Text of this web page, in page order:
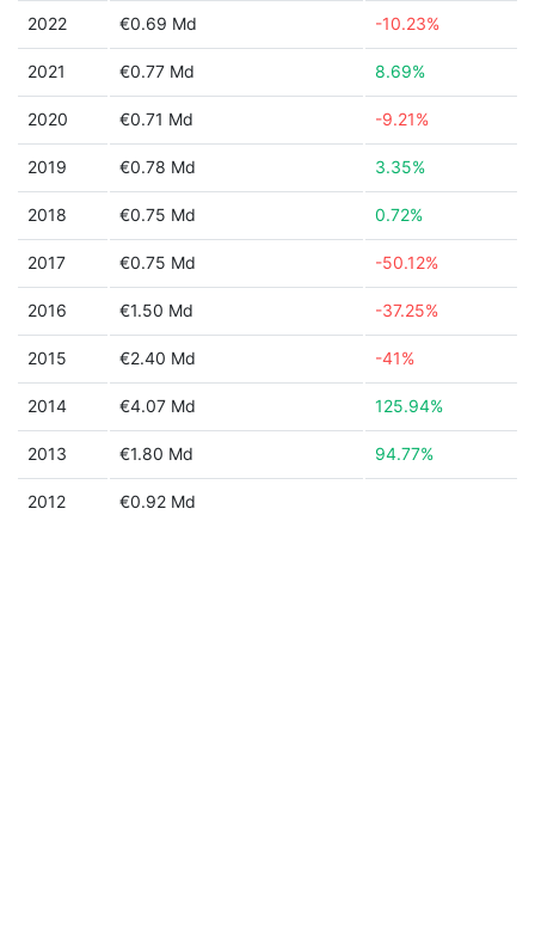
2022 €0.69 Md -10.23%
2021 €0.77 Md 8.69%
2020 €0.71 Md -9.21%
2019 €0.78 Md 3.35%
2018 €0.75 Md 0.72%
2017 €0.75 Md -50.12%
2016 €1.50 Md -37.25%
2015 €2.40 Md -41%
2014 €4.07 Md 125.94%
2013 €1.80 Md 94.77%
2012 €0.92 Md